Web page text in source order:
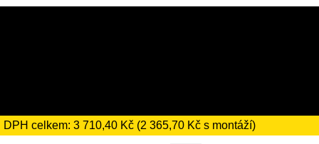
DPH celkem: 3 710,40 Kč (2 365,70 Kč s montáží)